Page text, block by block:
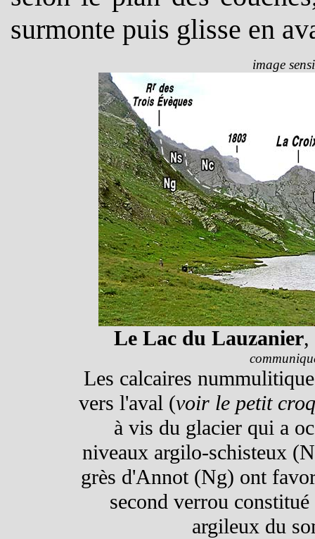
surmonte puis glisse en
image
Le Lac du Lauzanier,
Les calcaires
vers l'aval (voir le petit
à vis du glacier qui a
niveaux argilo-schisteux
grès d'Annot (Ng) ont
second verrou
argileux du